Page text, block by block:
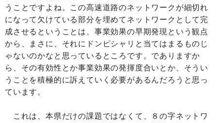
うことですよね。この高速道路のネットワークが細切れ
になって欠けている部分を埋めてネットワークとして完
成させるということは、事業効果の早期発現という観点
から、まさに、それにドンピシャリと当てはまるものじ
ゃないのかなと思っているところです。でありますか
ら、その有効性とか事業効果の発揮度合いとか、そうい
うことを積極的に訴えていく必要があるんだろうと思っ
ています。
これは、本県だけの課題ではなくて、８の字ネットワ